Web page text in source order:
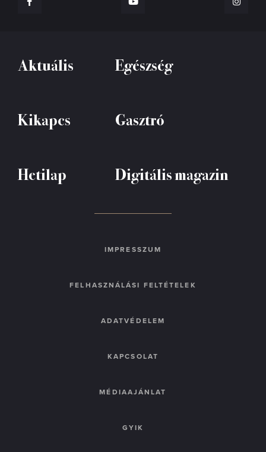
Aktuális Egészség
Kikapcs Gasztró
Hetilap Digitális magazin
IMPRESSZUM
FELHASZNÁLÁSI FELTÉTELEK
ADATVÉDELEM
KAPCSOLAT
MÉDIAAJÁNLAT
GYIK